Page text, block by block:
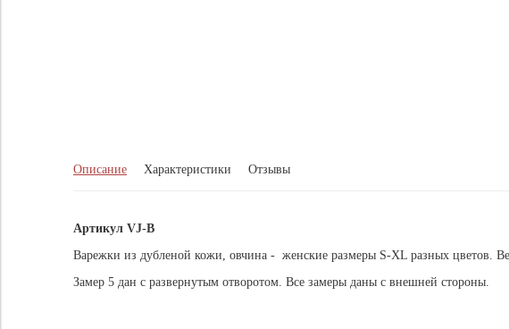
Описание Характеристики Отзывы
Артикул VJ-B
Варежки из дубленой кожи, овчина - женские размеры S-XL разных цветов.
Замер 5 дан с развернутым отворотом. Все замеры даны с внешней стороны.